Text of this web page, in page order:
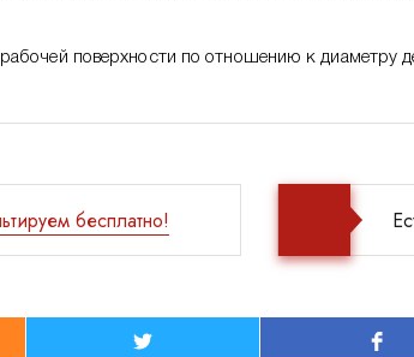
поверхности по отношению к диаметру
бесплатно!